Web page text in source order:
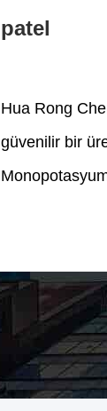
patel
Hua Rong
güvenilir bir